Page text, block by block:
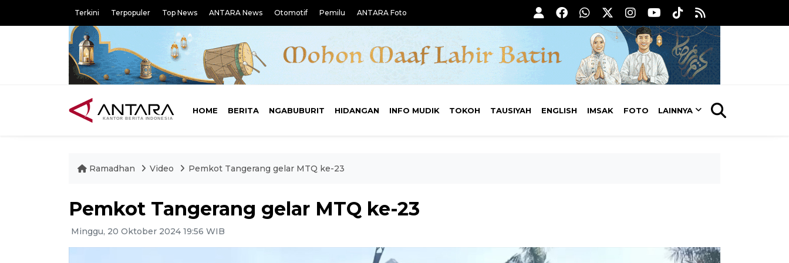
Terkini Terpopuler Top News ANTARA News Otomotif Pemilu ANTARA Foto
HOME BERITA NGABUBURIT HIDANGAN INFO MUDIK TOKOH TAUSIYAH ENGLISH IMSAK FOTO LAINNYA
Ramadhan Video Pemkot Tangerang gelar MTQ ke-23
Pemkot Tangerang gelar MTQ ke-23
Minggu, 20 Oktober 2024 19:56 WIB